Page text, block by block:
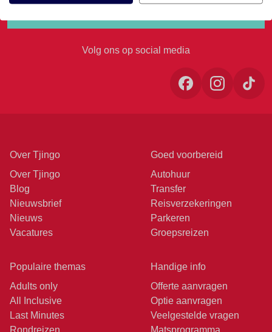
Volg ons op social media
Over Tjingo
Over Tjingo
Blog
Nieuwsbrief
Nieuws
Vacatures
Goed voorbereid
Autohuur
Transfer
Reisverzekeringen
Parkeren
Groepsreizen
Populaire themas
Adults only
All Inclusive
Last Minutes
Rondreizen
Handige info
Offerte aanvragen
Optie aanvragen
Veelgestelde vragen
Matsprogramma